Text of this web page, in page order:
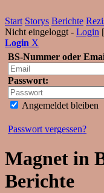
Start Storys Berichte
Nicht eingeloggt - Login [
Login X
BS-Nummer oder
Passwort:
Angemeldet bleiben
Passwort vergessen?
Magnet in
Berichte